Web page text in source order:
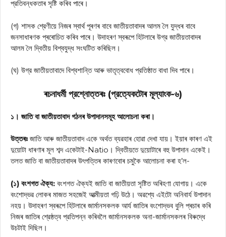
প্রতিবন্ধকতাৰ সৃষ্টি কৰিব পাৰে।
(গ) শাসক শ্রেণীয়ে নিজৰ স্বাৰ্থ পূৰণৰ বাবে জাতীয়তাবাদৰ আলম লৈ যুদ্ধৰ বাবে
জনসাধাৰণক প্ৰৰোচিত কৰিব পাৰে। উদাহৰণ স্বৰূপে হিটলাৰে উগ্র জাতীয়তাবাদৰ
আলম লৈ দ্বিতীয় বিশ্বযুদ্ধ সংঘটিত কৰিছিল।
(ঘ) উগ্র জাতীয়তাবাদে বিশ্বশান্তি আৰু ভাতৃত্ববোধ প্রতিষ্ঠাত বাধা দিব পাৰে।
ৰচনাধৰ্মী প্রশ্নোত্তৰঃ (প্রত্যেকটোৰ মূল্যাংক-৬)
১। জাতি বা জাতীয়তাবাদ গঠনৰ উপাদানসমূহ আলোচনা কৰা।
উত্তৰঃ জাতি আৰু জাতীয়তাবাদ একে অৰ্থত ব্যৱহাৰ হোৱা দেখা যায়। ইয়াৰ কাৰণ এই
দুয়োটা ধাৰণাৰ মূল শব্দ একেটাই-Natio। দ্বিতীয়তে দুয়োটাৰে বহু উপাদান একেই।
তলত জাতি বা জাতীয়তাবাদৰ উৎপত্তিৰ কাৰণবোৰ চমুকৈ আলোচনা কৰা হ’ল-
(১) বংশগত ঐক্য: বংশগত ঐক্যই জাতি বা জাতীয়তা সৃষ্টিত অৰিহণা যোগায়। একে
বংশোদ্ভৱ লোকৰ মাজত সহজেই আত্মীয়তা গঢ়ি উঠে। অৱশ্যে এইটো অনিবার্য উপাদান
নহয়। উদাহৰণ স্বৰূপে হিটলাৰে জাৰ্মানসকলক আর্য জাতিৰ বংশোদ্ভব বুলি প্ৰচাৰ কৰি
নিজৰ জাতিৰ শ্রেষ্ঠত্ব প্রতিপন্ন কৰিবলৈ জার্মানসকলক অনা-জার্মানসকলৰ বিৰুদ্ধে
উচটাই দিছিল।